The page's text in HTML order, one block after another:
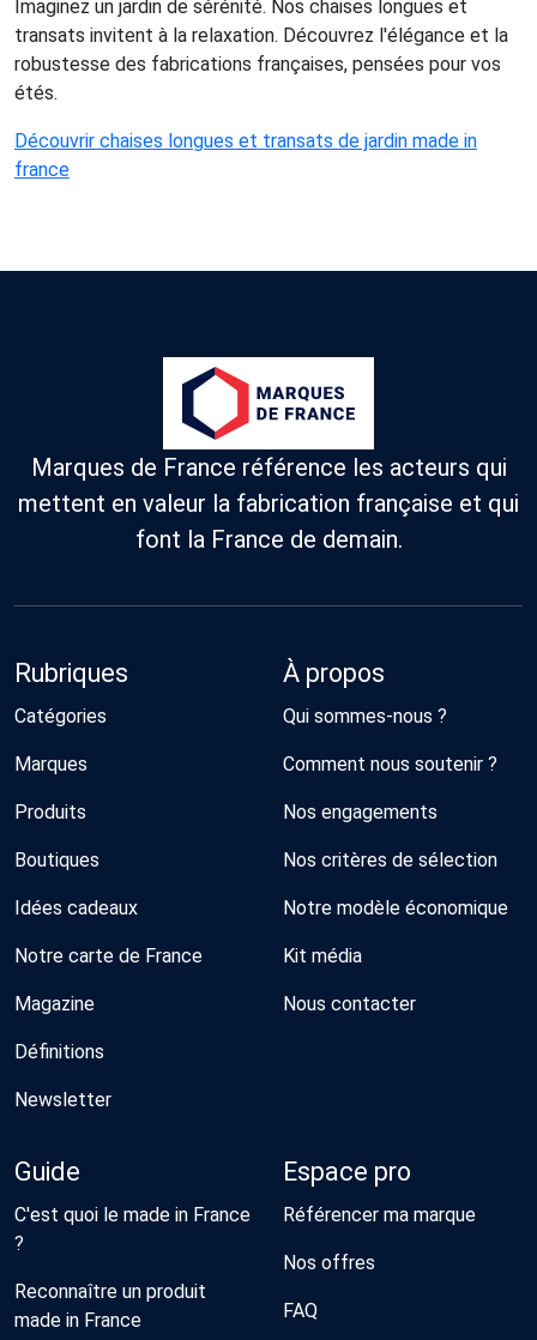
Imaginez un jardin de sérénité. Nos chaises longues et
transats invitent à la relaxation. Découvrez l'élégance et la
robustesse des fabrications françaises, pensées pour vos
étés.
Découvrir chaises longues et transats de jardin made in
france
Marques de France référence les acteurs qui
mettent en valeur la fabrication française et qui
font la France de demain.
Rubriques
Catégories
Marques
Produits
Boutiques
Idées cadeaux
Notre carte de France
Magazine
Définitions
Newsletter
À propos
Qui sommes-nous ?
Comment nous soutenir ?
Nos engagements
Nos critères de sélection
Notre modèle économique
Kit média
Nous contacter
Guide
C'est quoi le made in France
?
Reconnaître un produit
made in France
Espace pro
Référencer ma marque
Nos offres
FAQ